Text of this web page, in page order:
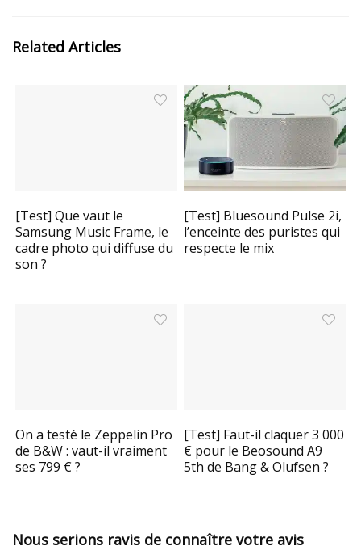
Related Articles
[Test] Que vaut le
Samsung Music Frame, le
cadre photo qui diffuse du
son ?
[Test] Bluesound Pulse 2i,
l’enceinte des puristes qui
respecte le mix
On a testé le Zeppelin Pro
de B&W : vaut-il vraiment
ses 799 € ?
[Test] Faut-il claquer 3 000
€ pour le Beosound A9
5th de Bang & Olufsen ?
Nous serions ravis de connaître votre avis